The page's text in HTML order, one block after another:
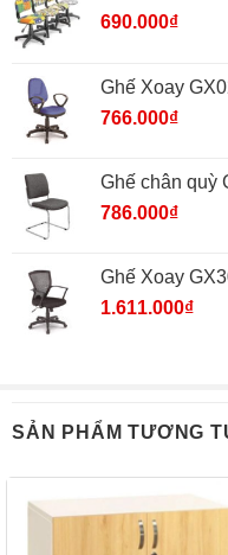
690.000₫
Ghế Xoay
766.000₫
Ghế chân quỳ
786.000₫
Ghế Xoay
1.611.000₫
SẢN PHẨM TƯƠNG